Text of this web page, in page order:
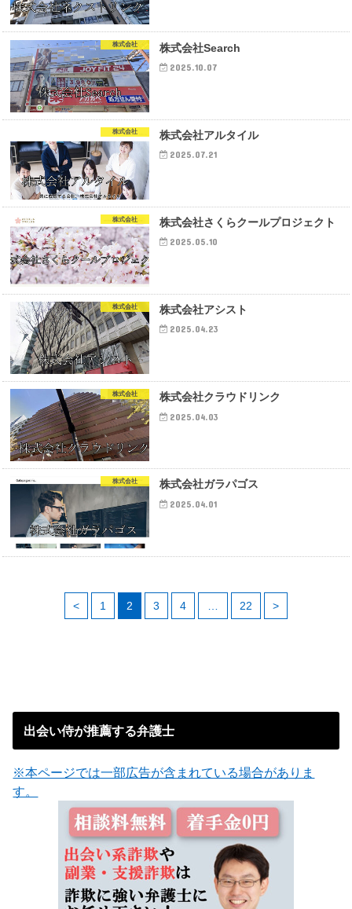
株式会社 株式会社Search
2025.10.07
株式会社 株式会社アルタイル
2025.07.21
株式会社 株式会社さくらクールプロジェクト
2025.05.10
株式会社 株式会社アシスト
2025.04.23
株式会社 株式会社クラウドリンク
2025.04.03
株式会社 株式会社ガラパゴス
2025.04.01
< 1 2 3 4 22 >
出会い侍が推薦する弁護士
※本ページでは一部広告が含まれている場合がありま
す。